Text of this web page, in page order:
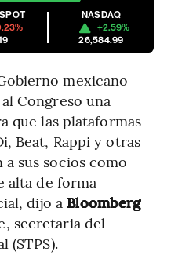
NASDAQ
+2.59%
26,584.99
mexicano
Congreso una
que las plataformas
Beat, Rappi y otras
sus socios como
alta de forma
dijo a Bloomberg
secretaria del
(STPS).